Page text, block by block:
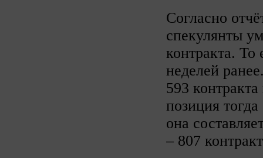
Согласно
спекулянты
контракта. То
неделей
593
позиция
она
– 807